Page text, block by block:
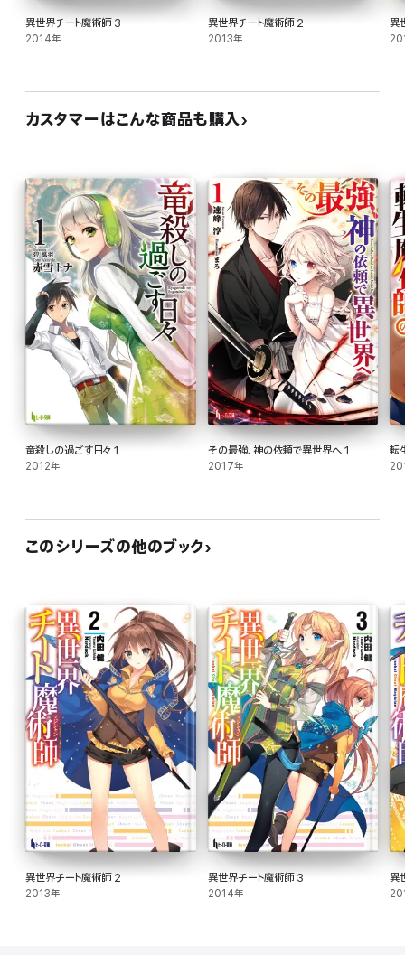
異世界チート魔術師 3
2014年
異世界チート魔術師 2
2013年
異
カスタマーはこんな商品も購入
竜殺しの過ごす日々 1
2012年
その最強、神の依頼で異世界へ 1
2017年
転
このシリーズの他のブック
異世界チート魔術師 2
2013年
異世界チート魔術師 3
2014年
異